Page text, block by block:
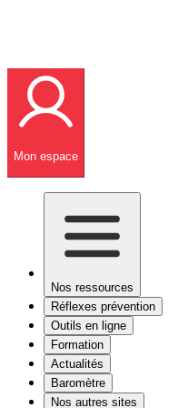
Mon espace
Nos ressources
Réflexes prévention
Outils en ligne
Formation
Actualités
Baromètre
Nos autres sites